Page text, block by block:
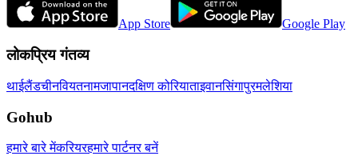
App Store Google Play
लोकप्रिय गंतव्य
थाईलैंडचीनवियतनामजापानदक्षिण कोरियाताइवानसिंगापुरमलेशिया
Gohub
हमारे बारे मेंकरियरहमारे पार्टनर बनें